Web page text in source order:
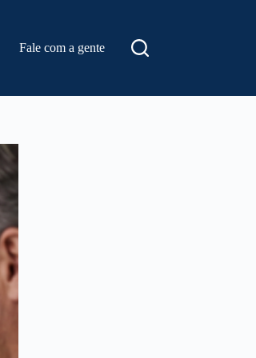
Fale com a gente